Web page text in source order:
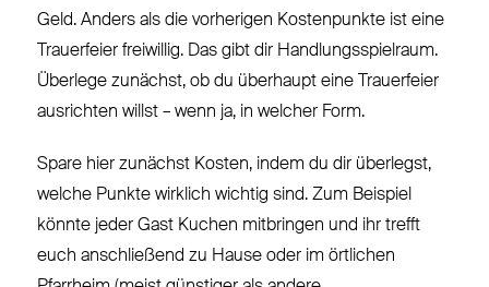
Geld. Anders als die vorherigen Kostenpunkte ist eine
Trauerfeier freiwillig. Das gibt dir Handlungsspielraum.
Überlege zunächst, ob du überhaupt eine Trauerfeier
ausrichten willst – wenn ja, in welcher Form.
Spare hier zunächst Kosten, indem du dir überlegst,
welche Punkte wirklich wichtig sind. Zum Beispiel
könnte jeder Gast Kuchen mitbringen und ihr trefft
euch anschließend zu Hause oder im örtlichen